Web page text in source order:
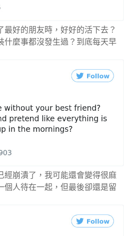
最好的朋友時，好好的活下去？
什麼事都沒發生過？到底每天早
經崩潰了，我可能還會變得很麻
個人待在一起，但最後卻還是留